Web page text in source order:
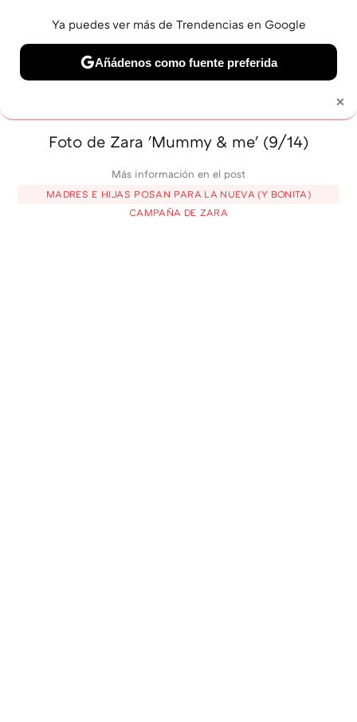
BELLEZA SHOPPING VIAJES GASTRO SNEAKERS
Foto de Zara 'Mummy & me' (9/14)
Más información en el post
MADRES E HIJAS POSAN PARA LA NUEVA (Y BONITA)
CAMPAÑA DE ZARA
×
Ya puedes ver más de Trendencias en Google
Añádenos como fuente preferida